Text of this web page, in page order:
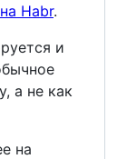
Habr.
и
а не как
на